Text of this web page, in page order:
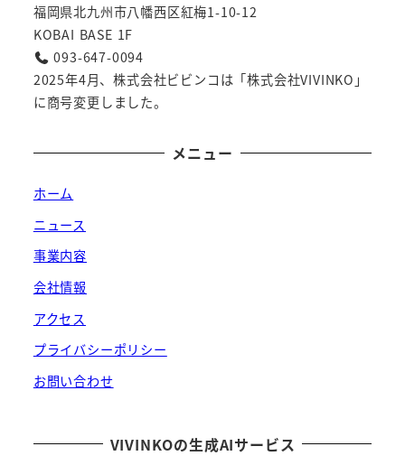
福岡県北九州市八幡西区紅梅1-10-12
KOBAI BASE 1F
093-647-0094
2025年4月、株式会社ビビンコは「株式会社VIVINKO」
に商号変更しました。
メニュー
ホーム
ニュース
事業内容
会社情報
アクセス
プライバシーポリシー
お問い合わせ
VIVINKOの生成AIサービス